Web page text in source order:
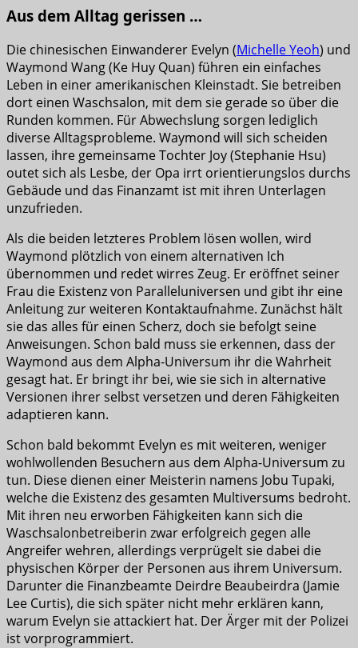
Aus dem Alltag gerissen …
Die chinesischen Einwanderer Evelyn (Michelle Yeoh) und
Waymond Wang (Ke Huy Quan) führen ein einfaches
Leben in einer amerikanischen Kleinstadt. Sie betreiben
dort einen Waschsalon, mit dem sie gerade so über die
Runden kommen. Für Abwechslung sorgen lediglich
diverse Alltagsprobleme. Waymond will sich scheiden
lassen, ihre gemeinsame Tochter Joy (Stephanie Hsu)
outet sich als Lesbe, der Opa irrt orientierungslos durchs
Gebäude und das Finanzamt ist mit ihren Unterlagen
unzufrieden.
Als die beiden letzteres Problem lösen wollen, wird
Waymond plötzlich von einem alternativen Ich
übernommen und redet wirres Zeug. Er eröffnet seiner
Frau die Existenz von Paralleluniversen und gibt ihr eine
Anleitung zur weiteren Kontaktaufnahme. Zunächst hält
sie das alles für einen Scherz, doch sie befolgt seine
Anweisungen. Schon bald muss sie erkennen, dass der
Waymond aus dem Alpha-Universum ihr die Wahrheit
gesagt hat. Er bringt ihr bei, wie sie sich in alternative
Versionen ihrer selbst versetzen und deren Fähigkeiten
adaptieren kann.
Schon bald bekommt Evelyn es mit weiteren, weniger
wohlwollenden Besuchern aus dem Alpha-Universum zu
tun. Diese dienen einer Meisterin namens Jobu Tupaki,
welche die Existenz des gesamten Multiversums bedroht.
Mit ihren neu erworben Fähigkeiten kann sich die
Waschsalonbetreiberin zwar erfolgreich gegen alle
Angreifer wehren, allerdings verprügelt sie dabei die
physischen Körper der Personen aus ihrem Universum.
Darunter die Finanzbeamte Deirdre Beaubeirdra (Jamie
Lee Curtis), die sich später nicht mehr erklären kann,
warum Evelyn sie attackiert hat. Der Ärger mit der Polizei
ist vorprogrammiert.